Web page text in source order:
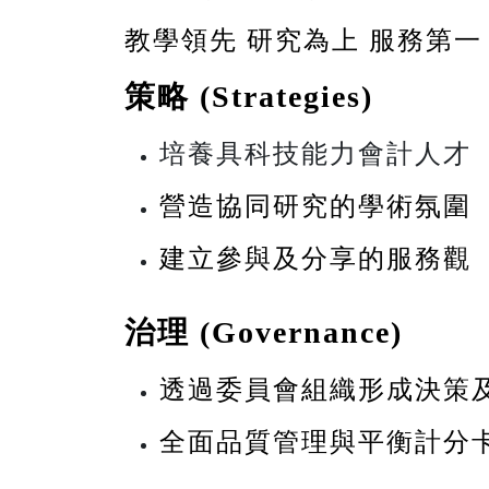
教學領先 研究為上 服務第一
策略 (Strategies)
培養具科技能力會計人才
營造協同研究的學術氛圍
建立參與及分享的服務觀
治理 (Governance)
透過委員會組織形成決策
全面品質管理與平衡計分